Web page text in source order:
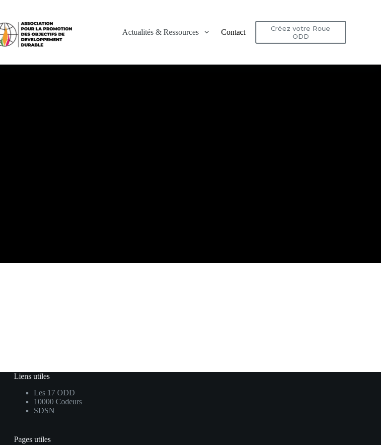
Actualités & Ressources Contact
Créez votre Roue
ODD
Liens utiles
Les 17 ODD
10000 Codeurs
SDSN
Pages utiles